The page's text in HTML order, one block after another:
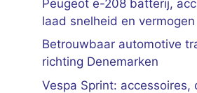
Peugeot e-208 batterij,
laad snelheid en vermogen
Betrouwbaar automotive
richting Denemarken
Vespa Sprint: accessoires,